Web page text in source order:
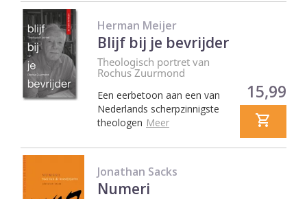
Herman Meijer
Blijf bij je bevrijder
Theologisch portret van
Rochus Zuurmond
Een eerbetoon aan een van
Nederlands scherpzinnigste
theologen Meer
Prijs
15,99
Jonathan Sacks
Numeri